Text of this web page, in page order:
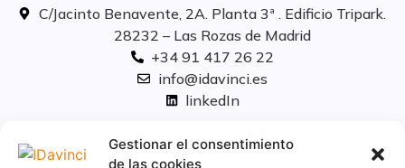
Gestionar el consentimiento
de las cookies
C/Jacinto Benavente, 2A. Planta 3ª . Edificio Tripark.
28232 – Las Rozas de Madrid
+34 91 417 26 22
info@idavinci.es
linkedIn
Políticas legales